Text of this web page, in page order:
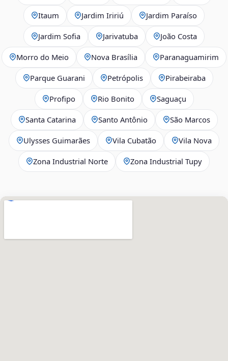
Itaum Jardim Iririú Jardim Paraíso
Jardim Sofia Jarivatuba João Costa
Morro do Meio Nova Brasília Paranaguamirim
Parque Guarani Petrópolis Pirabeiraba
Profipo Rio Bonito Saguaçu
Santa Catarina Santo Antônio São Marcos
Ulysses Guimarães Vila Cubatão Vila Nova
Zona Industrial Norte Zona Industrial Tupy